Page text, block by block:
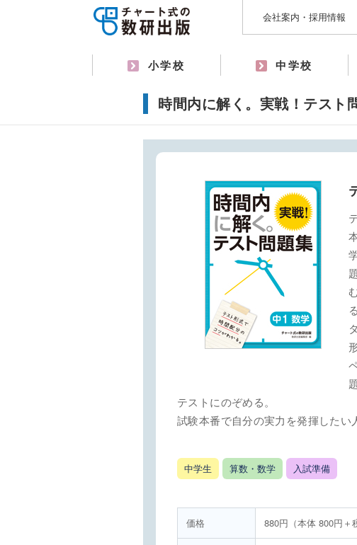
会社案内・採用情報
小学校 中学校
時間内に解く。実戦！テスト
テストにのぞめる。
試験本番で自分の実力を発揮したい
中学生 算数・数学 入試準備
価格 880円（本体 800円＋